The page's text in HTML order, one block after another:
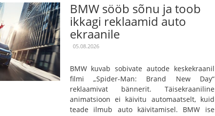
BMW sööb sõnu ja toob
ikkagi reklaamid auto
ekraanile
05.08.2026
BMW kuvab sobivate autode keskekraanil
filmi „Spider-Man: Brand New Day“
reklaamivat bännerit. Täisekraaniline
animatsioon ei käivitu automaatselt, kuid
teade ilmub auto käivitamisel. BMW ise